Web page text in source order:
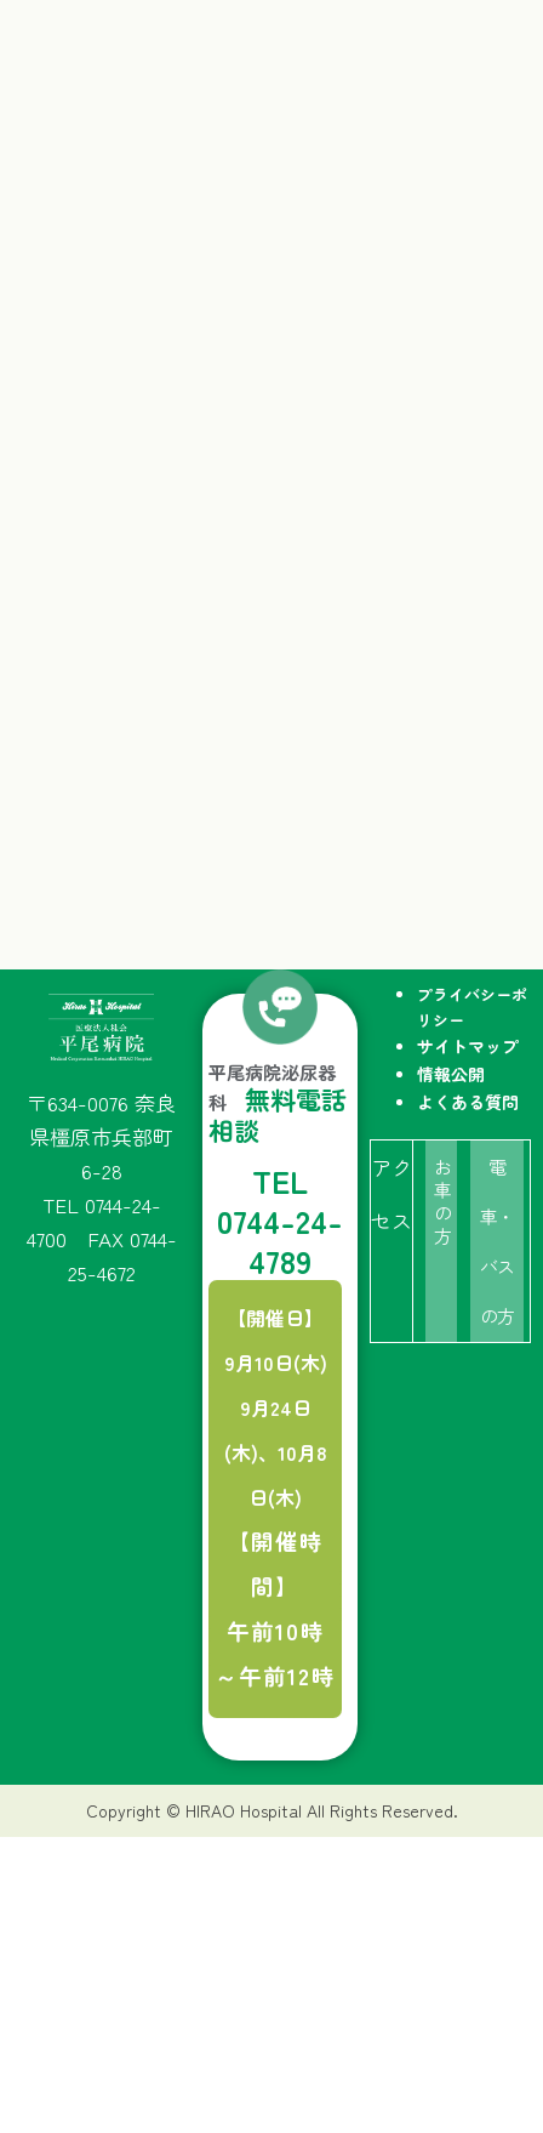
〒634-0076 奈良
県橿原市兵部町
6-28
TEL 0744-24-
4700 FAX 0744-
25-4672
平尾病院泌尿器
科無料電話
相談
TEL
0744-24-
4789
【開催日】
9月10日(木)
9月24日
(木)、10月8
日(木)
【開催時
間】
午前10時
～午前12時
プライバシーポ
リシー
サイトマップ
情報公開
よくある質問
アク
セス
お
車
の
方
電
車・
バス
の方
Copyright © HIRAO Hospital All Rights Reserved.